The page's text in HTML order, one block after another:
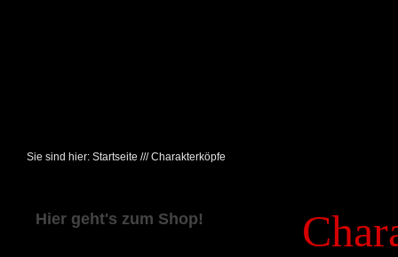
Sie sind hier: Startseite ///Charakterköpfe
Hier geht's zum Shop!